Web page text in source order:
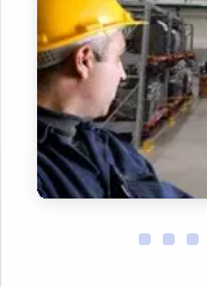
Monovia com
Manutenção de
Assistência
Reforma de
Montagens de